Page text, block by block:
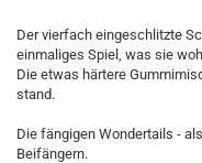
Der vierfach eingeschlitzte
einmaliges Spiel, was sie
Die etwas härtere
stand.
Die fängigen Wondertails -
Beifängern.